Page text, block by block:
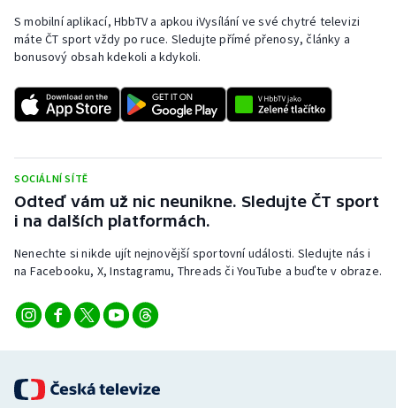
Short track
Sportovní střelba
Triatlon
Veslování
Vodní slalom
Volejbal
Ostatní
S mobilní aplikací, HbbTV a apkou iVysílání ve své chytré televizi
máte ČT sport vždy po ruce. Sledujte přímé přenosy, články a
bonusový obsah kdekoli a kdykoli.
SOCIÁLNÍ SÍTĚ
Odteď vám už nic neunikne. Sledujte ČT sport
i na dalších platformách.
Nenechte si nikde ujít nejnovější sportovní události. Sledujte nás i
na Facebooku, X, Instagramu, Threads či YouTube a buďte v obraze.